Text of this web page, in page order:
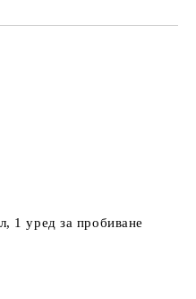
1 уред за пробиване